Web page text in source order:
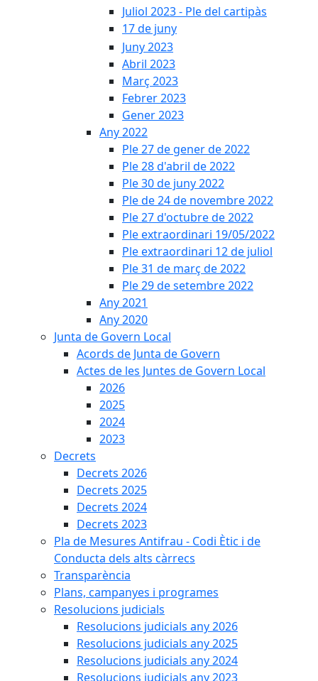
Juliol 2023 - Ple del cartipàs
17 de juny
Juny 2023
Abril 2023
Març 2023
Febrer 2023
Gener 2023
Any 2022
Ple 27 de gener de 2022
Ple 28 d'abril de 2022
Ple 30 de juny 2022
Ple de 24 de novembre 2022
Ple 27 d'octubre de 2022
Ple extraordinari 19/05/2022
Ple extraordinari 12 de juliol
Ple 31 de març de 2022
Ple 29 de setembre 2022
Any 2021
Any 2020
Junta de Govern Local
Acords de Junta de Govern
Actes de les Juntes de Govern Local
2026
2025
2024
2023
Decrets
Decrets 2026
Decrets 2025
Decrets 2024
Decrets 2023
Pla de Mesures Antifrau - Codi Ètic i de
Conducta dels alts càrrecs
Transparència
Plans, campanyes i programes
Resolucions judicials
Resolucions judicials any 2026
Resolucions judicials any 2025
Resolucions judicials any 2024
Resolucions judicials any 2023